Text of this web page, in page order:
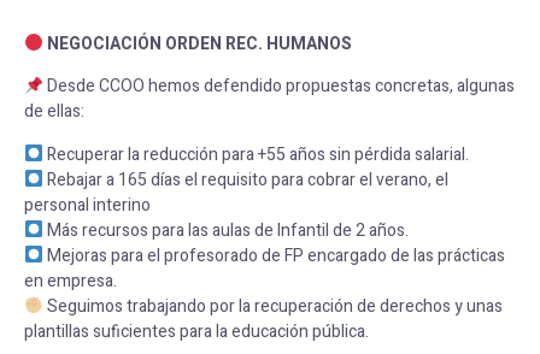
NEGOCIACIÓN ORDEN REC. HUMANOS
Desde CCOO hemos defendido propuestas concretas, algunas
de ellas:
Recuperar la reducción para +55 años sin pérdida salarial.
Rebajar a 165 días el requisito para cobrar el verano, el
personal interino
Más recursos para las aulas de Infantil de 2 años.
Mejoras para el profesorado de FP encargado de las prácticas
en empresa.
Seguimos trabajando por la recuperación de derechos y unas
plantillas suficientes para la educación pública.